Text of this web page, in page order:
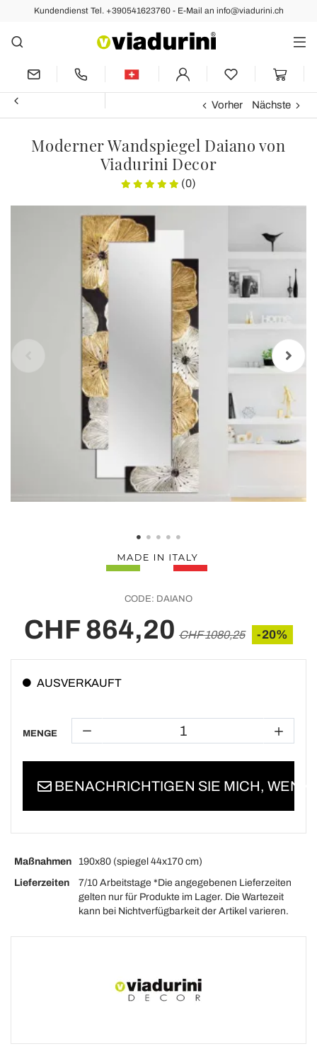
Kundendienst Tel. +390541623760 - E-Mail an info@viadurini.ch
Vorher Nächste
Moderner Wandspiegel Daiano von
Viadurini Decor
(0)
CODE: DAIANO
CHF 864,20 CHF 1080,25 -20%
AUSVERKAUFT
MENGE
BENACHRICHTIGEN SIE MICH, WENN
Maßnahmen
190x80 (spiegel 44x170 cm)
Lieferzeiten
7/10 Arbeitstage *Die angegebenen Lieferzeiten
gelten nur für Produkte im Lager. Die Wartezeit
kann bei Nichtverfügbarkeit der Artikel varieren.